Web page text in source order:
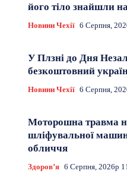
його тіло знайшли
Новини Чехії 6 Серпня,
У Плзні до Дня
безкоштовний
Новини Чехії 6 Серпня,
Моторошна травма
шліфувальної
обличчя
Здоровʼя 6 Серпня, 2026р